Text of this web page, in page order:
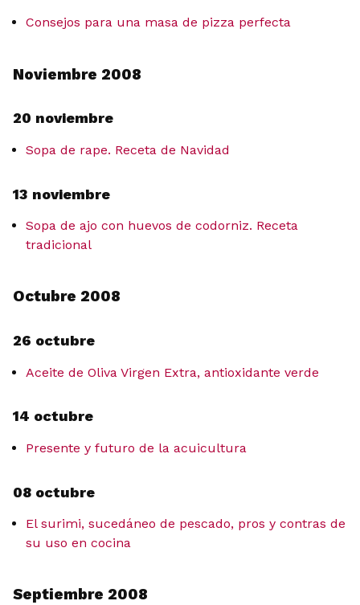
Consejos para una masa de pizza perfecta
Noviembre 2008
20 noviembre
Sopa de rape. Receta de Navidad
13 noviembre
Sopa de ajo con huevos de codorniz. Receta
tradicional
Octubre 2008
26 octubre
Aceite de Oliva Virgen Extra, antioxidante verde
14 octubre
Presente y futuro de la acuicultura
08 octubre
El surimi, sucedáneo de pescado, pros y contras de
su uso en cocina
Septiembre 2008